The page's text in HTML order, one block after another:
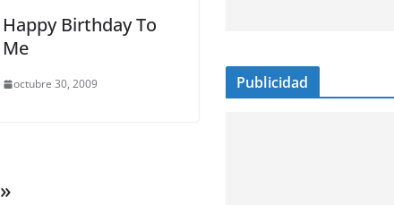
Happy Birthday To
Me
octubre 30, 2009
»
Publicidad